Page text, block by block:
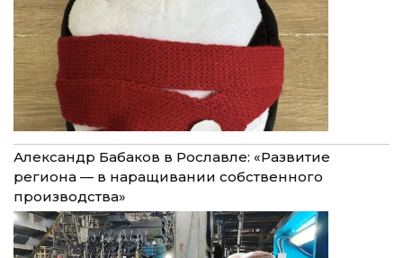
Александр Бабаков в Рославле: «Развитие
региона — в наращивании собственного
производства»